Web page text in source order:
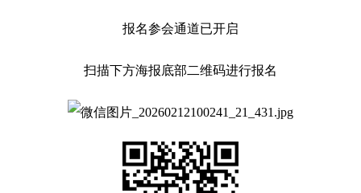
报名参会通道已开启
扫描下方海报底部二维码进行报名